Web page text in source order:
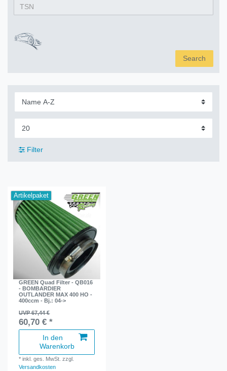
Search
Filter
Artikelpaket
GREEN Quad Filter - QB016
- BOMBARDIER
OUTLANDER MAX 400 HO -
400ccm - Bj.: 04->
UVP 67,44 €
60,70 € *
In den
Warenkorb
*inkl. ges. MwSt. zzgl.
Versandkosten